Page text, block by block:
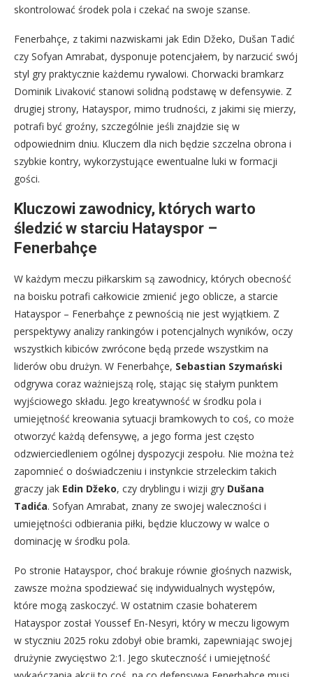
skontrolować środek pola i czekać na swoje szanse.
Fenerbahçe, z takimi nazwiskami jak Edin Džeko, Dušan Tadić
czy Sofyan Amrabat, dysponuje potencjałem, by narzucić swój
styl gry praktycznie każdemu rywalowi. Chorwacki bramkarz
Dominik Livaković stanowi solidną podstawę w defensywie. Z
drugiej strony, Hatayspor, mimo trudności, z jakimi się mierzy,
potrafi być groźny, szczególnie jeśli znajdzie się w
odpowiednim dniu. Kluczem dla nich będzie szczelna obrona i
szybkie kontry, wykorzystujące ewentualne luki w formacji
gości.
Kluczowi zawodnicy, których warto
śledzić w starciu Hatayspor –
Fenerbahçe
W każdym meczu piłkarskim są zawodnicy, których obecność
na boisku potrafi całkowicie zmienić jego oblicze, a starcie
Hatayspor – Fenerbahçe z pewnością nie jest wyjątkiem. Z
perspektywy analizy rankingów i potencjalnych wyników, oczy
wszystkich kibiców zwrócone będą przede wszystkim na
liderów obu drużyn. W Fenerbahçe, Sebastian Szymański
odgrywa coraz ważniejszą rolę, stając się stałym punktem
wyjściowego składu. Jego kreatywność w środku pola i
umiejętność kreowania sytuacji bramkowych to coś, co może
otworzyć każdą defensywę, a jego forma jest często
odzwierciedleniem ogólnej dyspozycji zespołu. Nie można też
zapomnieć o doświadczeniu i instynkcie strzeleckim takich
graczy jak Edin Džeko, czy dryblingu i wizji gry Dušana
Tadića. Sofyan Amrabat, znany ze swojej waleczności i
umiejętności odbierania piłki, będzie kluczowy w walce o
dominację w środku pola.
Po stronie Hatayspor, choć brakuje równie głośnych nazwisk,
zawsze można spodziewać się indywidualnych występów,
które mogą zaskoczyć. W ostatnim czasie bohaterem
Hatayspor został Youssef En-Nesyri, który w meczu ligowym
w styczniu 2025 roku zdobył obie bramki, zapewniając swojej
drużynie zwycięstwo 2:1. Jego skuteczność i umiejętność